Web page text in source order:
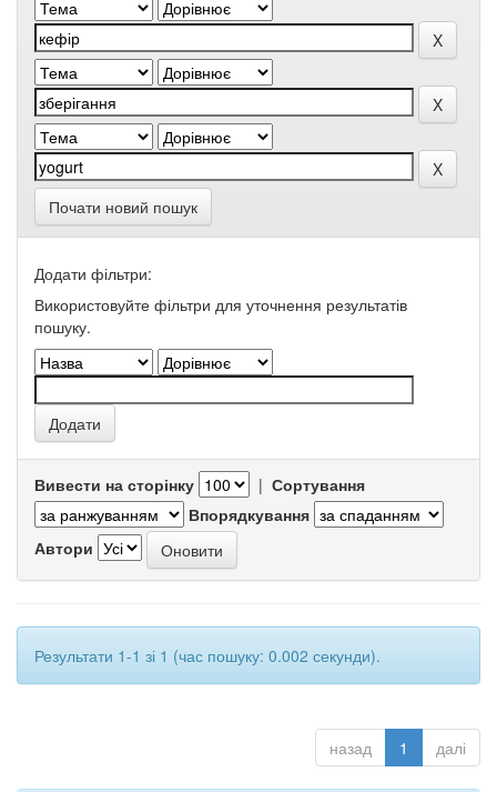
Почати новий пошук
Додати фільтри:
Використовуйте фільтри для уточнення результатів
пошуку.
Вивести на сторінку | Сортування
Впорядкування
Автори
Результати 1-1 зі 1 (час пошуку: 0.002 секунди).
назад 1 далі